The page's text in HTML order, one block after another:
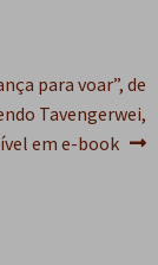
para voar”, de
Tavengerwei,
em e-book